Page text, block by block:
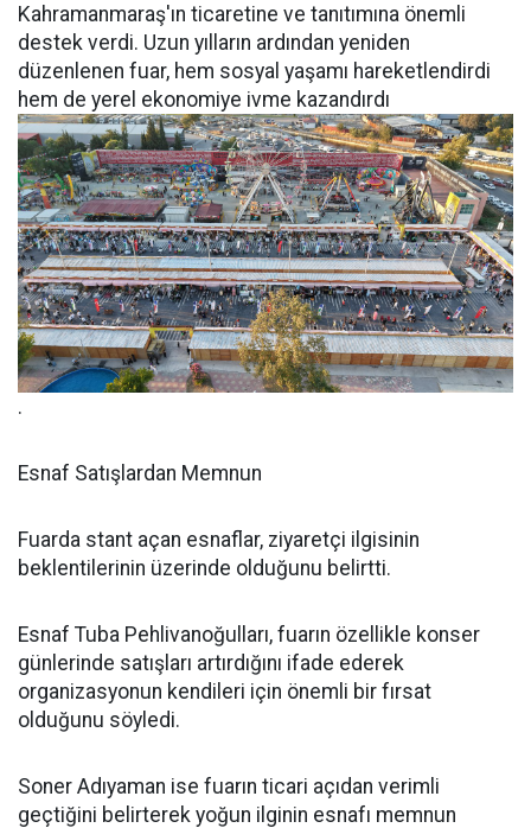
Kahramanmaraş'ın ticaretine ve tanıtımına önemli
destek verdi. Uzun yılların ardından yeniden
düzenlenen fuar, hem sosyal yaşamı hareketlendirdi
hem de yerel ekonomiye ivme kazandırdı
.
Esnaf Satışlardan Memnun
Fuarda stant açan esnaflar, ziyaretçi ilgisinin
beklentilerinin üzerinde olduğunu belirtti.
Esnaf Tuba Pehlivanoğulları, fuarın özellikle konser
günlerinde satışları artırdığını ifade ederek
organizasyonun kendileri için önemli bir fırsat
olduğunu söyledi.
Soner Adıyaman ise fuarın ticari açıdan verimli
geçtiğini belirterek yoğun ilginin esnafı memnun